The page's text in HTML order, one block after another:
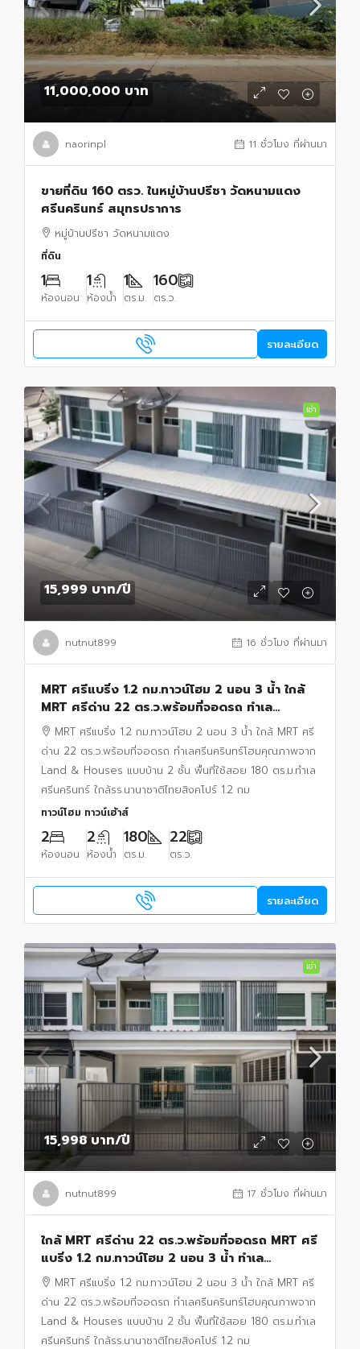
11,000,000 บาท
naorinpl 11 ชั่วโมง ที่ผ่านมา
ขายที่ดิน 160 ตรว. ในหมู่บ้านปรีชา วัดหนามแดง
ศรีนครินทร์ สมุทรปราการ
หมู่บ้านปรีชา วัดหนามแดง
ที่ดิน
1
ห้องนอน
1
ห้องน้ำ
1
ตร.ม.
160
ตร.ว.
รายละเอียด
เช่า
15,999 บาท/ปี
nutnut899 16 ชั่วโมง ที่ผ่านมา
MRT ศรีแบริ่ง 1.2 กม.ทาวน์โฮม 2 นอน 3 น้ำ ใกล้
MRT ศรีด่าน 22 ตร.ว.พร้อมที่จอดรถ ทำเล
ศรีนครินทร์
MRT ศรีแบริ่ง 1.2 กม.ทาวน์โฮม 2 นอน 3 น้ำ ใกล้ MRT ศรี
ด่าน 22 ตร.ว.พร้อมที่จอดรถ ทำเลศรีนครินทร์โฮมคุณภาพจาก
Land & Houses แบบบ้าน 2 ชั้น พื้นที่ใช้สอย 180 ตร.ม.ทำเล
ศรีนครินทร์ ใกล้รร.นานาชาติไทยสิงคโปร์ 1.2 กม
ทาวน์โฮม ทาวน์เฮ้าส์
2
ห้องนอน
2
ห้องน้ำ
180
ตร.ม.
22
ตร.ว.
รายละเอียด
เช่า
15,998 บาท/ปี
nutnut899 17 ชั่วโมง ที่ผ่านมา
ใกล้ MRT ศรีด่าน 22 ตร.ว.พร้อมที่จอดรถ MRT ศรี
แบริ่ง 1.2 กม.ทาวน์โฮม 2 นอน 3 น้ำ ทำเล
ศรีนครินทร์
MRT ศรีแบริ่ง 1.2 กม.ทาวน์โฮม 2 นอน 3 น้ำ ใกล้ MRT ศรี
ด่าน 22 ตร.ว.พร้อมที่จอดรถ ทำเลศรีนครินทร์โฮมคุณภาพจาก
Land & Houses แบบบ้าน 2 ชั้น พื้นที่ใช้สอย 180 ตร.ม.ทำเล
ศรีนครินทร์ ใกล้รร.นานาชาติไทยสิงคโปร์ 1.2 กม